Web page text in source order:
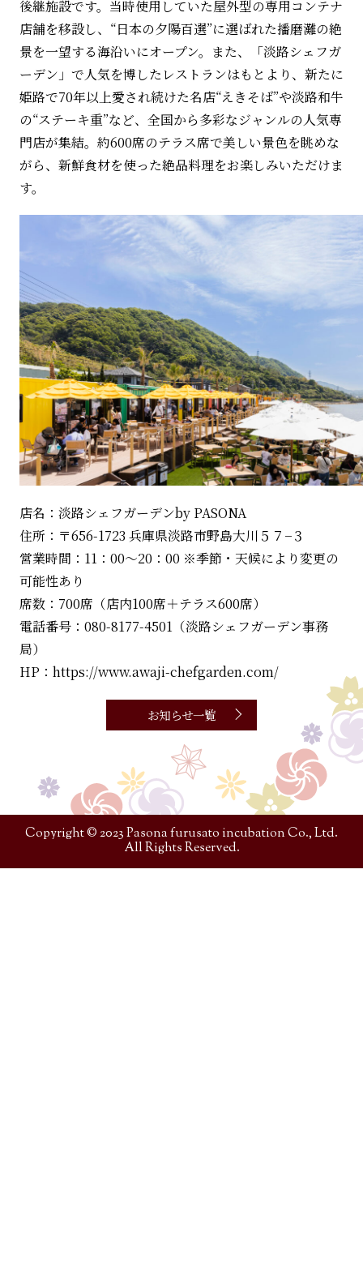
後継施設です。当時使用していた屋外型の専用コンテナ
店舗を移設し、“日本の夕陽百選”に選ばれた播磨灘の絶
景を一望する海沿いにオープン。また、「淡路シェフガ
ーデン」で人気を博したレストランはもとより、新たに
姫路で70年以上愛され続けた名店“えきそば”や淡路和牛
の“ステーキ重”など、全国から多彩なジャンルの人気専
門店が集結。約600席のテラス席で美しい景色を眺めな
がら、新鮮食材を使った絶品料理をお楽しみいただけま
す。
店名：淡路シェフガーデンby PASONA
住所：〒656-1723 兵庫県淡路市野島大川５７−３
営業時間：11：00～20：00 ※季節・天候により変更の
可能性あり
席数：700席（店内100席＋テラス600席）
電話番号：080-8177-4501（淡路シェフガーデン事務
局）
HP：https://www.awaji-chefgarden.com/
お知らせ一覧
Copyright © 2023 Pasona furusato incubation Co., Ltd.
All Rights Reserved.